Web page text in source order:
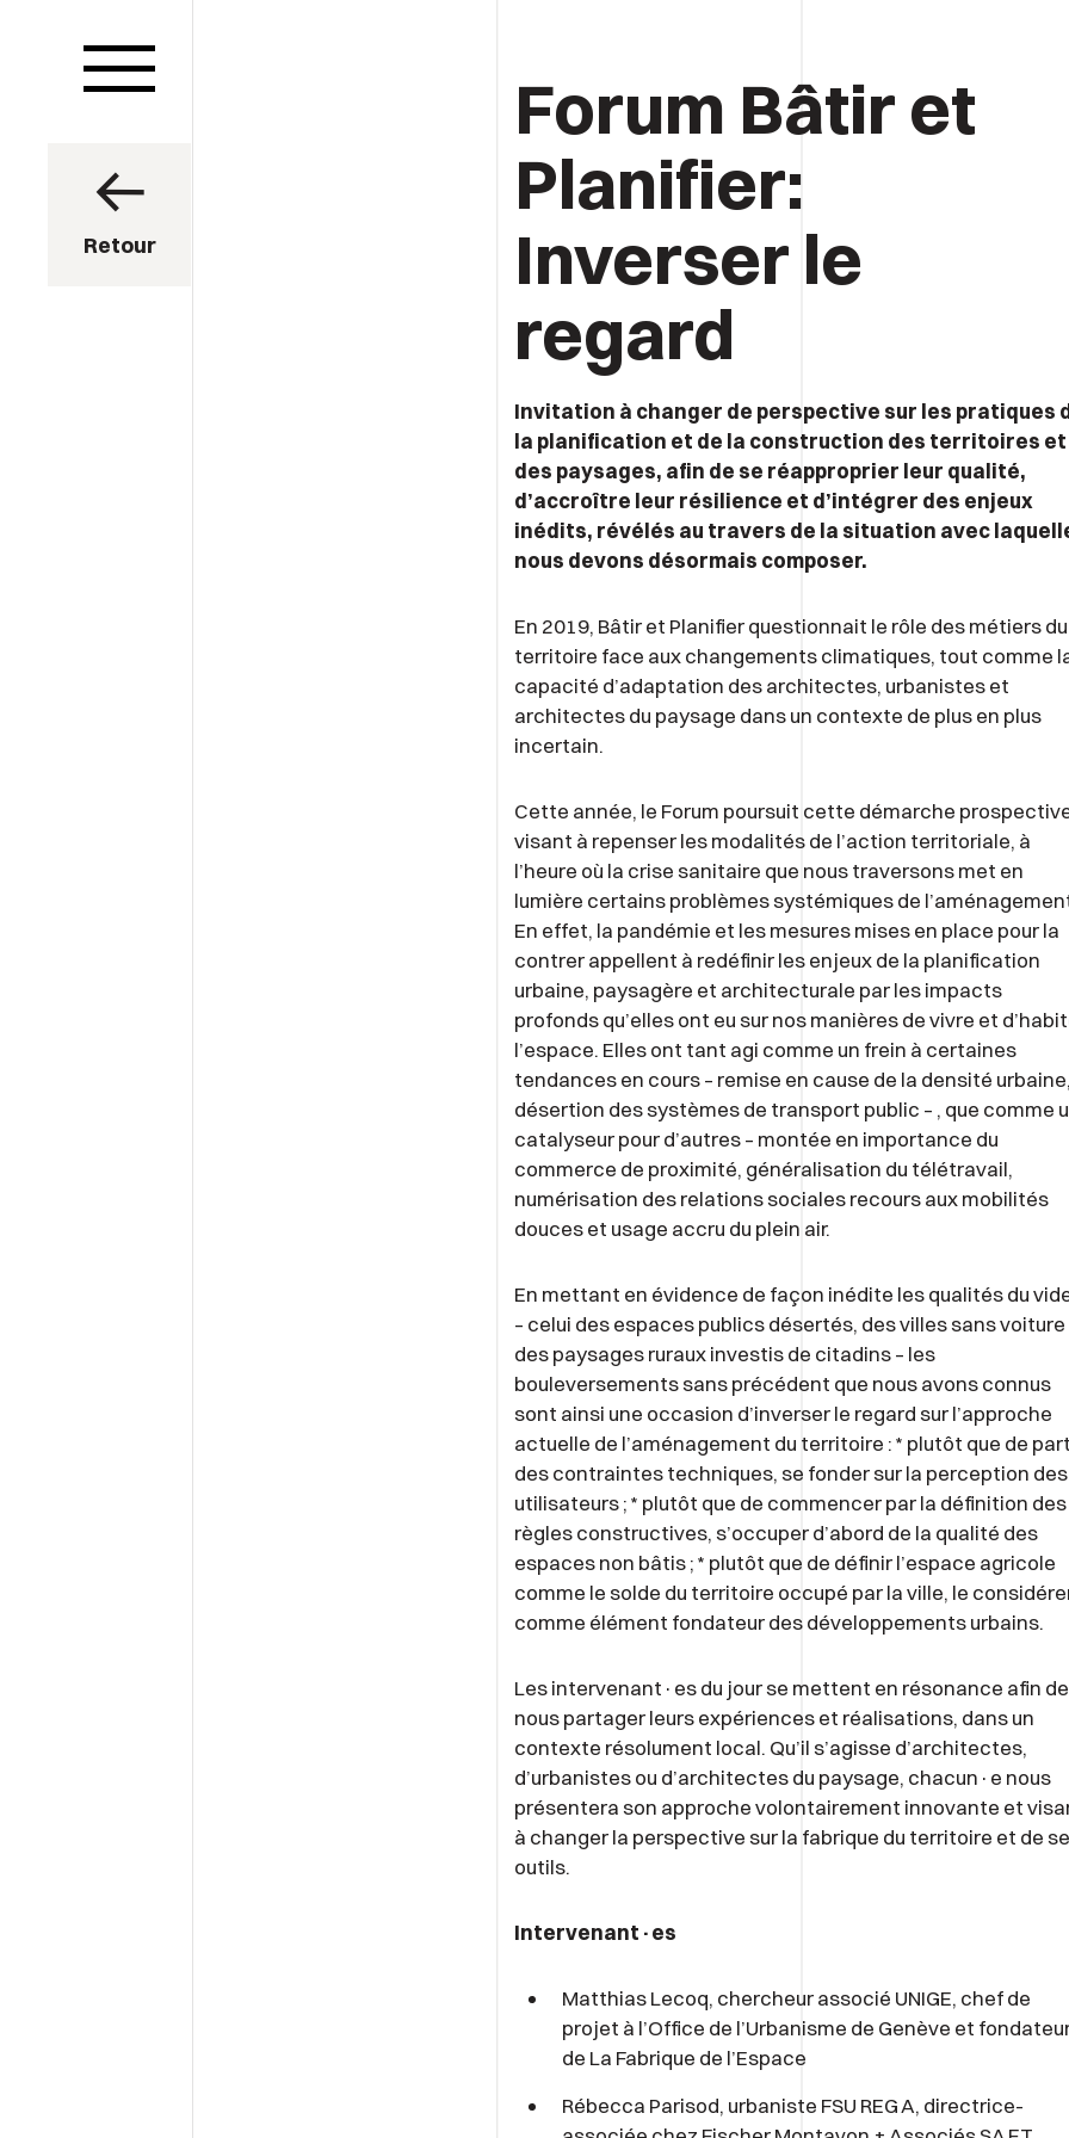
Retour
Forum Bâtir et
Planifier:
Inverser le
regard
Invitation à changer de perspective sur les pratiques
la planification et de la construction des territoires et
des paysages, afin de se réapproprier leur qualité,
d’accroître leur résilience et d’intégrer des enjeux
inédits, révélés au travers de la situation avec
nous devons désormais composer.
En 2019, Bâtir et Planifier questionnait le rôle des métiers du
territoire face aux changements climatiques, tout comme
capacité d’adaptation des architectes, urbanistes et
architectes du paysage dans un contexte de plus en plus
incertain.
Cette année, le Forum poursuit cette démarche
visant à repenser les modalités de l’action territoriale, à
l’heure où la crise sanitaire que nous traversons met en
lumière certains problèmes systémiques de
En effet, la pandémie et les mesures mises en place pour la
contrer appellent à redéfinir les enjeux de la planification
urbaine, paysagère et architecturale par les impacts
profonds qu’elles ont eu sur nos manières de vivre et
l’espace. Elles ont tant agi comme un frein à certaines
tendances en cours – remise en cause de la densité urbaine,
désertion des systèmes de transport public – , que comme
catalyseur pour d’autres – montée en importance du
commerce de proximité, généralisation du télétravail,
numérisation des relations sociales recours aux mobilités
douces et usage accru du plein air.
En mettant en évidence de façon inédite les qualités du
– celui des espaces publics désertés, des villes sans
des paysages ruraux investis de citadins – les
bouleversements sans précédent que nous avons connus
sont ainsi une occasion d’inverser le regard sur l’approche
actuelle de l’aménagement du territoire : * plutôt que de
des contraintes techniques, se fonder sur la perception des
utilisateurs ; * plutôt que de commencer par la définition des
règles constructives, s’occuper d’abord de la qualité des
espaces non bâtis ; * plutôt que de définir l’espace agricole
comme le solde du territoire occupé par la ville, le
comme élément fondateur des développements urbains.
Les intervenant·es du jour se mettent en résonance afin de
nous partager leurs expériences et réalisations, dans un
contexte résolument local. Qu’il s’agisse d’architectes,
d’urbanistes ou d’architectes du paysage, chacun·e nous
présentera son approche volontairement innovante et
à changer la perspective sur la fabrique du territoire et de
outils.
Intervenant·es
Matthias Lecoq, chercheur associé UNIGE, chef de
projet à l’Office de l’Urbanisme de Genève et
de La Fabrique de l’Espace
Rébecca Parisod, urbaniste FSU REG A, directrice-